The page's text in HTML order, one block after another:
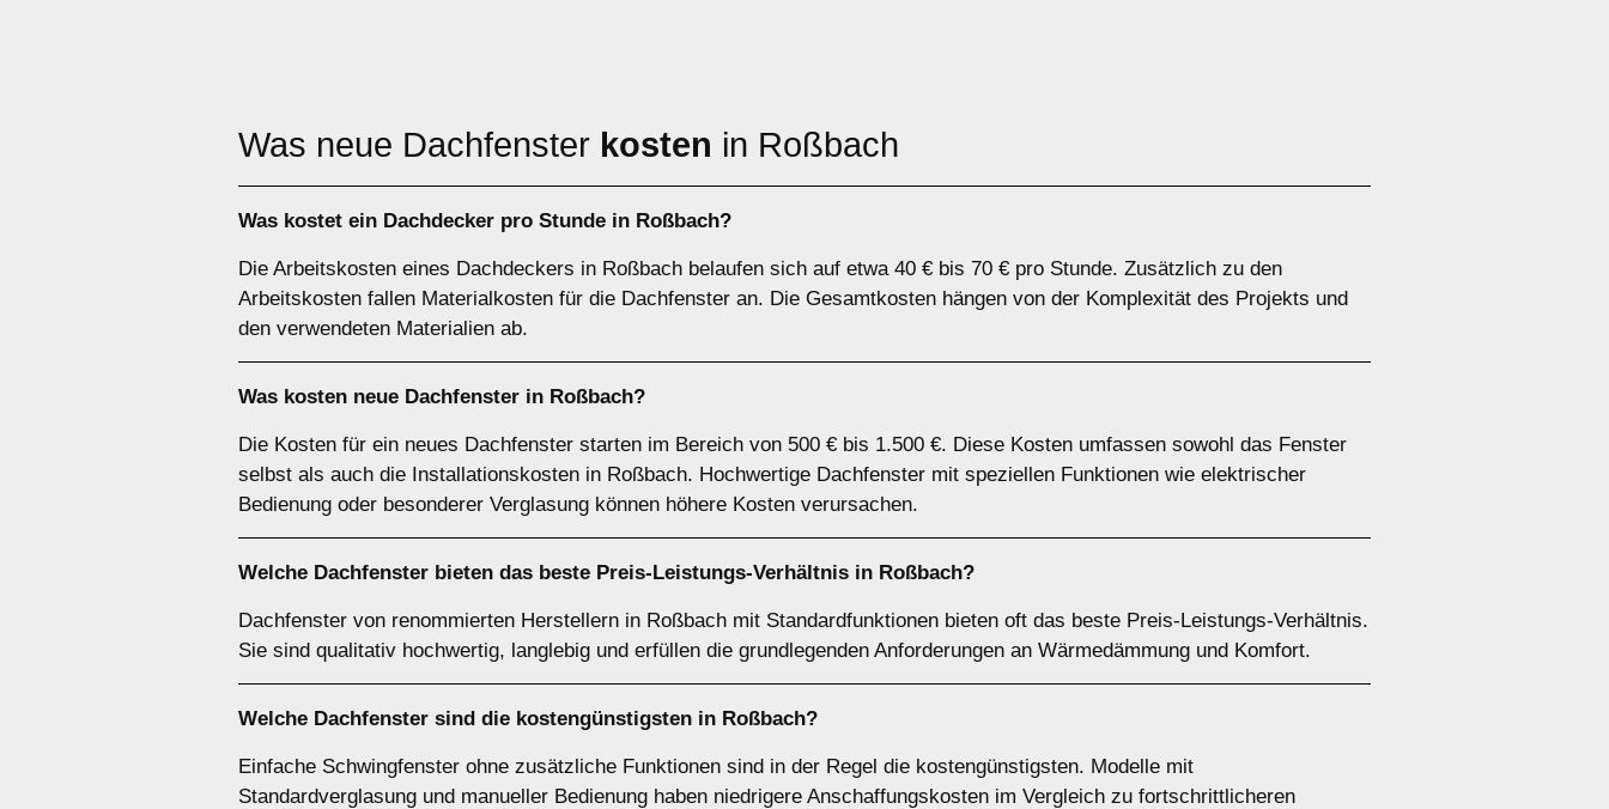
Was neue Dachfenster kosten in Roßbach
Was kostet ein Dachdecker pro Stunde in Roßbach?
Die Arbeitskosten eines Dachdeckers in Roßbach belaufen sich auf etwa 40 € bis 70 € pro Stunde. Zusätzlich zu den
Arbeitskosten fallen Materialkosten für die Dachfenster an. Die Gesamtkosten hängen von der Komplexität des Projekts und
den verwendeten Materialien ab.
Was kosten neue Dachfenster in Roßbach?
Die Kosten für ein neues Dachfenster starten im Bereich von 500 € bis 1.500 €. Diese Kosten umfassen sowohl das Fenster
selbst als auch die Installationskosten in Roßbach. Hochwertige Dachfenster mit speziellen Funktionen wie elektrischer
Bedienung oder besonderer Verglasung können höhere Kosten verursachen.
Welche Dachfenster bieten das beste Preis-Leistungs-Verhältnis in Roßbach?
Dachfenster von renommierten Herstellern in Roßbach mit Standardfunktionen bieten oft das beste Preis-Leistungs-Verhältnis.
Sie sind qualitativ hochwertig, langlebig und erfüllen die grundlegenden Anforderungen an Wärmedämmung und Komfort.
Welche Dachfenster sind die kostengünstigsten in Roßbach?
Einfache Schwingfenster ohne zusätzliche Funktionen sind in der Regel die kostengünstigsten. Modelle mit
Standardverglasung und manueller Bedienung haben niedrigere Anschaffungskosten im Vergleich zu fortschrittlicheren